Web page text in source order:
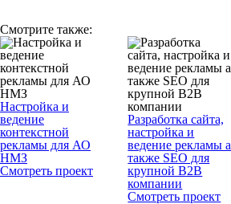
Смотрите также:
Настройка и
ведение
контекстной
рекламы для АО
НМЗ
Смотреть проект
Разработка сайта,
настройка и
ведение рекламы а
также SEO для
крупной B2B
компании
Смотреть проект